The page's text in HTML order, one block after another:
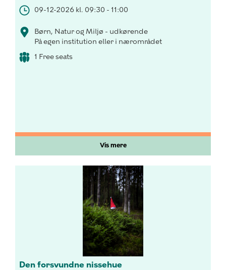
09-12-2026 kl. 09:30 - 11:00
Børn, Natur og Miljø - udkørende
På egen institution eller i nærområdet
1 Free seats
Vis mere
Den forsvundne nissehue